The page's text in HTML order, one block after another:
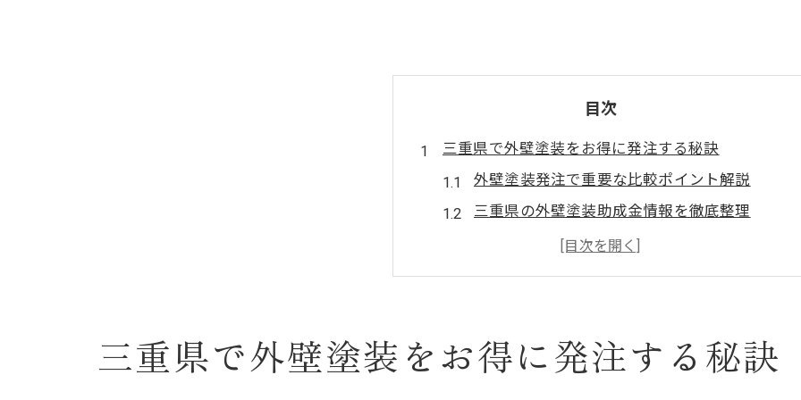
目次
三重県で外壁塗装をお得に発注する秘訣
外壁塗装発注で重要な比較ポイント解説
三重県の外壁塗装助成金情報を徹底整理
外壁塗装の費用を抑える見積もり取得法
信頼できる三重県塗装業者選びのコツ
外壁塗装の費用相場と助成金活用術
外壁塗装の平均費用相場を正確に知る方法
三重県で外壁塗装をお得に発注する秘訣